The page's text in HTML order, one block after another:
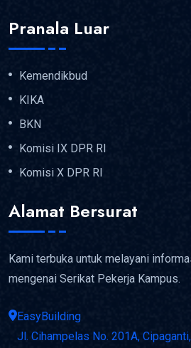
Pranala Luar
Kemendikbud
KIKA
BKN
Komisi IX DPR RI
Komisi X DPR RI
Alamat Bersurat
Kami terbuka untuk melayani
mengenai Serikat Pekerja Kampus.
EasyBuilding
Jl. Cihampelas No. 201A,